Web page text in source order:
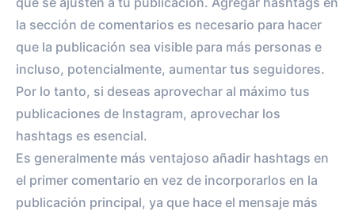
la sección de comentarios es necesario para hacer
que la publicación sea visible para más personas e
incluso, potencialmente, aumentar tus seguidores.
Por lo tanto, si deseas aprovechar al máximo tus
publicaciones de Instagram, aprovechar los
hashtags es esencial.
Es generalmente más ventajoso añadir hashtags en
el primer comentario en vez de incorporarlos en la
publicación principal, ya que hace el mensaje más